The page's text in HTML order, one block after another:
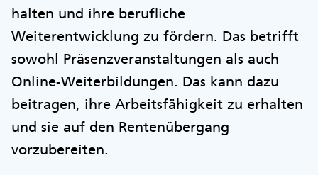
halten und ihre berufliche
Weiterentwicklung zu fördern. Das betrifft
sowohl Präsenzveranstaltungen als auch
Online-Weiterbildungen. Das kann dazu
beitragen, ihre Arbeitsfähigkeit zu erhalten
und sie auf den Rentenübergang
vorzubereiten.